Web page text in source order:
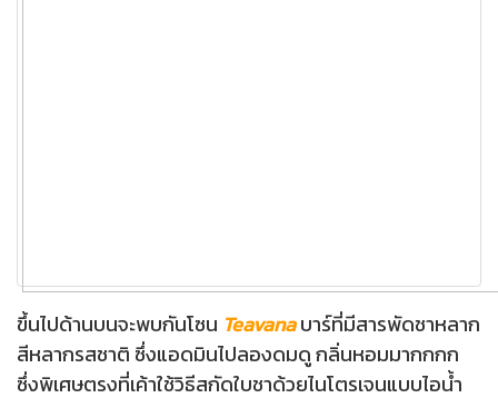
ขึ้นไปด้านบนจะพบกันโซน Teavanaบาร์ที่มีสารพัดชาหลาก
สีหลากรสชาติ ซึ่งแอดมินไปลองดมดู กลิ่นหอมมากกกก
ซึ่งพิเศษตรงที่เค้าใช้วิธีสกัดใบชาด้วยไนโตรเจนแบบไอน้ำ